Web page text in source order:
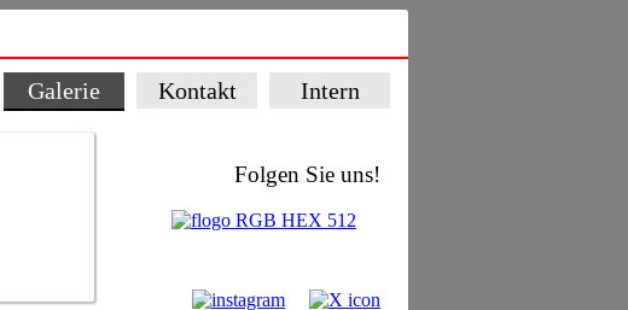
Galerie Kontakt Intern
Folgen Sie uns!